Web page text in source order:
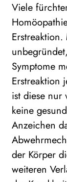
Viele
Symptome
Erstreaktion
ist diese
keine
Anzeichen
der Körper
weiteren